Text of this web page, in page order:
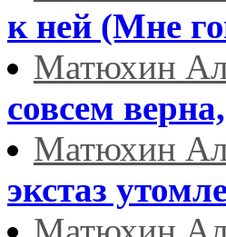
к ней (Мне
Матюхин
совсем
Матюхин
экстаз